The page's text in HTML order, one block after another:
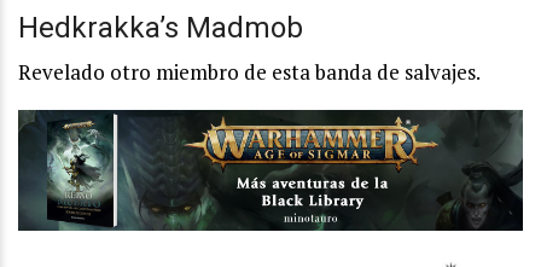
Hedkrakka’s Madmob
Revelado otro miembro de esta banda de salvajes.